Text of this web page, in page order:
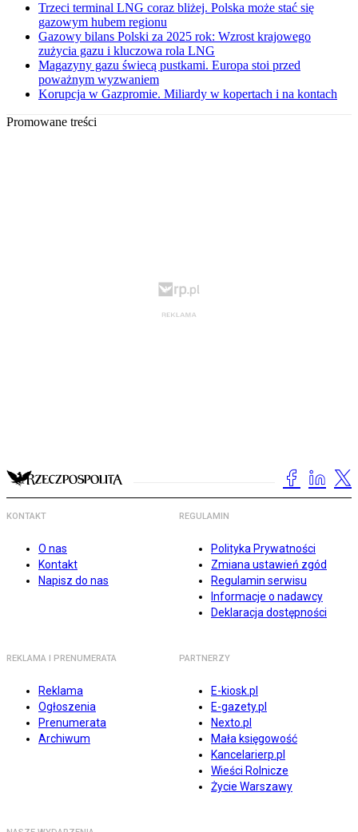
Trzeci terminal LNG coraz bliżej. Polska może stać się
gazowym hubem regionu
Gazowy bilans Polski za 2025 rok: Wzrost krajowego
zużycia gazu i kluczowa rola LNG
Magazyny gazu świecą pustkami. Europa stoi przed
poważnym wyzwaniem
Korupcja w Gazpromie. Miliardy w kopertach i na kontach
Promowane treści
KONTAKT
O nas
Kontakt
Napisz do nas
REGULAMIN
Polityka Prywatności
Zmiana ustawień zgód
Regulamin serwisu
Informacje o nadawcy
Deklaracja dostępności
REKLAMA I PRENUMERATA
Reklama
Ogłoszenia
Prenumerata
Archiwum
PARTNERZY
E-kiosk.pl
E-gazety.pl
Nexto.pl
Mała księgowość
Kancelarierp.pl
Wieści Rolnicze
Życie Warszawy